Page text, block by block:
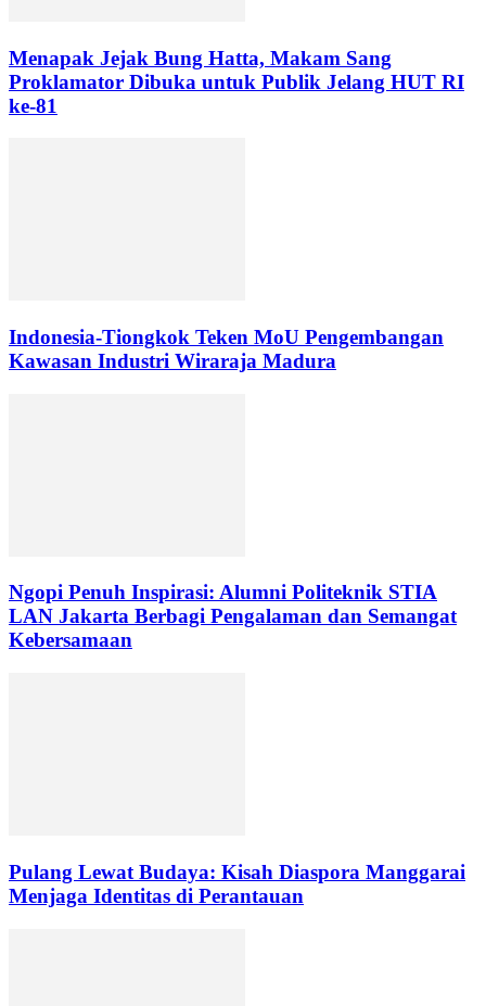
Menapak Jejak Bung Hatta, Makam Sang
Proklamator Dibuka untuk Publik Jelang HUT RI
ke-81
Indonesia-Tiongkok Teken MoU Pengembangan
Kawasan Industri Wiraraja Madura
Ngopi Penuh Inspirasi: Alumni Politeknik STIA
LAN Jakarta Berbagi Pengalaman dan Semangat
Kebersamaan
Pulang Lewat Budaya: Kisah Diaspora Manggarai
Menjaga Identitas di Perantauan